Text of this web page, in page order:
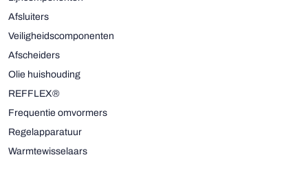
Afsluiters
Veiligheidscomponenten
Afscheiders
Olie huishouding
REFFLEX®
Frequentie omvormers
Regelapparatuur
Warmtewisselaars